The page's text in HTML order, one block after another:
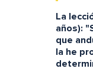
La
años):
que
la he